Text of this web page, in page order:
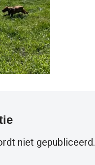
niet gepubliceerd.